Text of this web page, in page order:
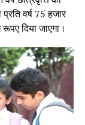
वर्ष 75 हजार
दिया जाएगा।